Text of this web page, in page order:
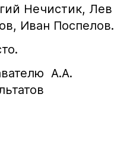
Нечистик, Лев
Иван Поспелов.
А.А.